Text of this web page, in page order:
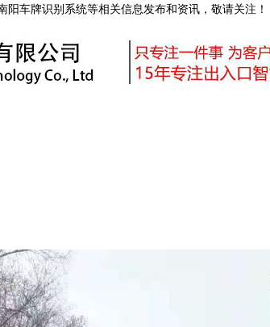
阳车牌识别系统等相关信息发布和资讯，敬请关注！